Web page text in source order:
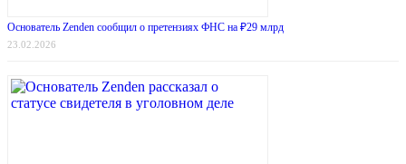
Основатель Zenden сообщил о претензиях ФНС на ₽29 млрд
23.02.2026